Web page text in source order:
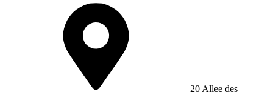
20 Allee des